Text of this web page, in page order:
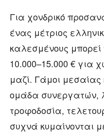
Για χονδρικό
ένας μέτριος
καλεσμένους
10.000–15.000 € για
μαζί. Γάμοι
ομάδα συνεργατών,
τροφοδοσία,
συχνά κυμαίνονται